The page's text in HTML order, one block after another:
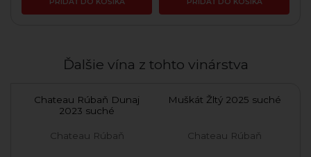
PRIDAŤ DO KOŠÍKA PRIDAŤ DO KOŠÍKA
Ďalšie vína z tohto vinárstva
Chateau Rúbaň Dunaj
2023 suché
Chateau Rúbaň
Muškát Žltý 2025 suché
Chateau Rúbaň